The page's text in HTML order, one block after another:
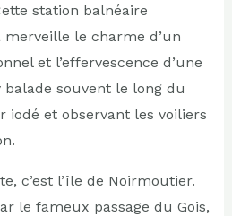
station balnéaire
le charme d’un
et l’effervescence d’une
balade souvent le long du
iodé et observant les voiliers
c’est l’île de Noirmoutier.
le fameux passage du Gois,